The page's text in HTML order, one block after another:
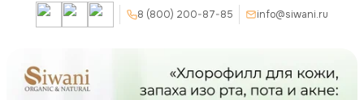
8 (800) 200-87-85 info@siwani.ru